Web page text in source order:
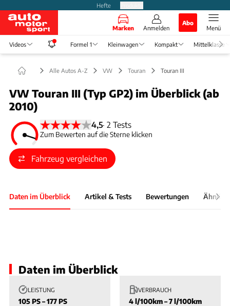
Hefte
Marken Anmelden
Abo
Menü
Videos Formel 1 Kleinwagen Kompakt Mittelklasse
Alle Autos A-Z VW Touran Touran III
VW Touran III (Typ GP2) im Überblick (ab
2010)
4,5· 2 Tests
Zum Bewerten auf die Sterne klicken
Fahrzeug vergleichen
Daten im Überblick Artikel & Tests Bewertungen
Daten im Überblick
LEISTUNG
105 PS – 177 PS
VERBRAUCH
4 l/100km – 7 l/100km